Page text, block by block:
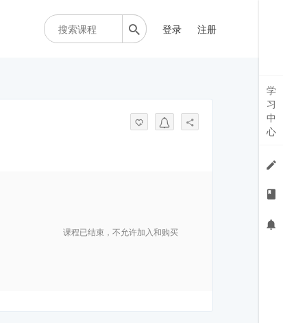
登录 注册
课程已结束，不允许加入和购买
学
习
中
心